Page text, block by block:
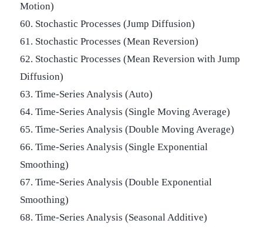
Motion)
60. Stochastic Processes (Jump Diffusion)
61. Stochastic Processes (Mean Reversion)
62. Stochastic Processes (Mean Reversion with Jump
Diffusion)
63. Time-Series Analysis (Auto)
64. Time-Series Analysis (Single Moving Average)
65. Time-Series Analysis (Double Moving Average)
66. Time-Series Analysis (Single Exponential
Smoothing)
67. Time-Series Analysis (Double Exponential
Smoothing)
68. Time-Series Analysis (Seasonal Additive)